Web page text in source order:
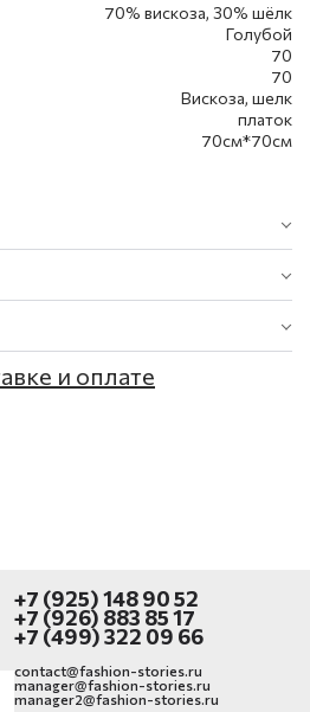
70% вискоза, 30% шёлк
Голубой
70
70
Вискоза, шелк
платок
70см*70см
и оплате
+7 (925) 148 90 52
+7 (926) 883 85 17
+7 (499) 322 09 66
contact@fashion-stories.ru
manager@fashion-stories.ru
manager2@fashion-stories.ru